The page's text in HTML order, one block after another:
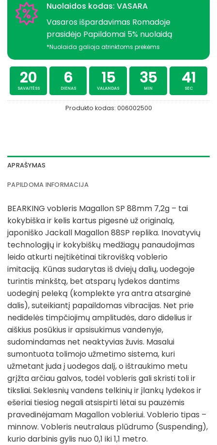
Nuolaidos kodas: VASARA
Vasaros išpardavimas Romadoje
prasidėjo Papildomai 5% nuolaidą
*Nuolaida galioja atrinktoms prekėms
20
SAVAITĖSS
6
DIENAS
15
VALANDAS
35
MIN
41
SEC
Produkto kodas: 006002500
APRAŠYMAS
PAPILDOMA INFORMACIJA
BEARKING vobleris Magallon SP 88mm 7,2g – tai
kokybiška ir kelis kartus pigesnė už originalą,
japoniško Jackall Magallon 88SP replika. Inovatyvių
technologijų ir kokybiškų medžiagų panaudojimas
leido atkurti neįtikėtinai tikrovišką voblerio
imitaciją. Kūnas sudarytas iš dviejų dalių, uodegoje
turintis minkštą, bet atsparų lydekos dantims
uodeginį peleką (komplekte yra antra atsarginė
dalis), suteikiantį papaildomas vibracijas. Net prie
nedidelės timpčiojimų amplitudės, daro didelius ir
aiškius posūkius ir apsisukimus vandenyje,
sudomindamas net neaktyvias žuvis. Masalui
sumontuota tolimojo užmetimo sistema, kuri
užmetant juda į uodegos dalį, o ištraukimo metu
grįžta arčiau galvos, todėl vobleris gali skristi toli ir
tiksliai. Seklesnių vandens telkinių ir įlankų lydekos ir
ešeriai tiesiog negali atsispirti lėtai su pauzėmis
pravedinėjamam Magallon vobleriui. Voblerio tipas –
minnow. Vobleris neutralaus plūdrumo (Suspending),
kurio darbinis gylis nuo 0,1 iki 1,1 metro.